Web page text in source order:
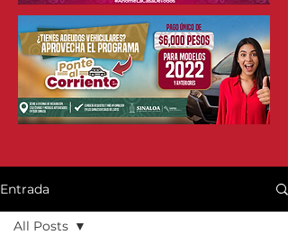
Entrada
All Posts